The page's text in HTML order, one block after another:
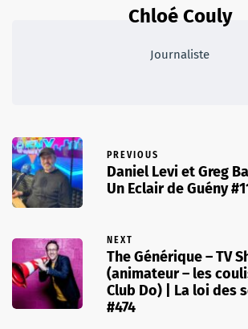
Chloé Couly
Journaliste
PREVIOUS
Daniel Levi et Greg
Un Eclair de Guény
NEXT
The Générique – TV
(animateur – les
Club Do) | La loi des
#474